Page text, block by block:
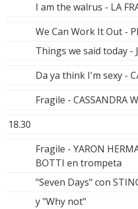
I am the walrus - LA
We Can Work It Out -
Things we said today -
Da ya think I'm sexy -
Fragile - CASSANDRA
18.30
Fragile - YARON
BOTTI en trompeta
"Seven Days" con
y "Why not"